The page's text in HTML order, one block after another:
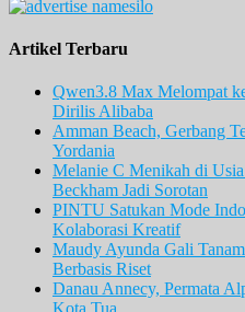
Artikel Terbaru
Qwen3.8 Max Melompat
Dirilis Alibaba
Amman Beach, Gerbang
Yordania
Melanie C Menikah di
Beckham Jadi Sorotan
PINTU Satukan Mode
Kolaborasi Kreatif
Maudy Ayunda Gali
Berbasis Riset
Danau Annecy, Permata